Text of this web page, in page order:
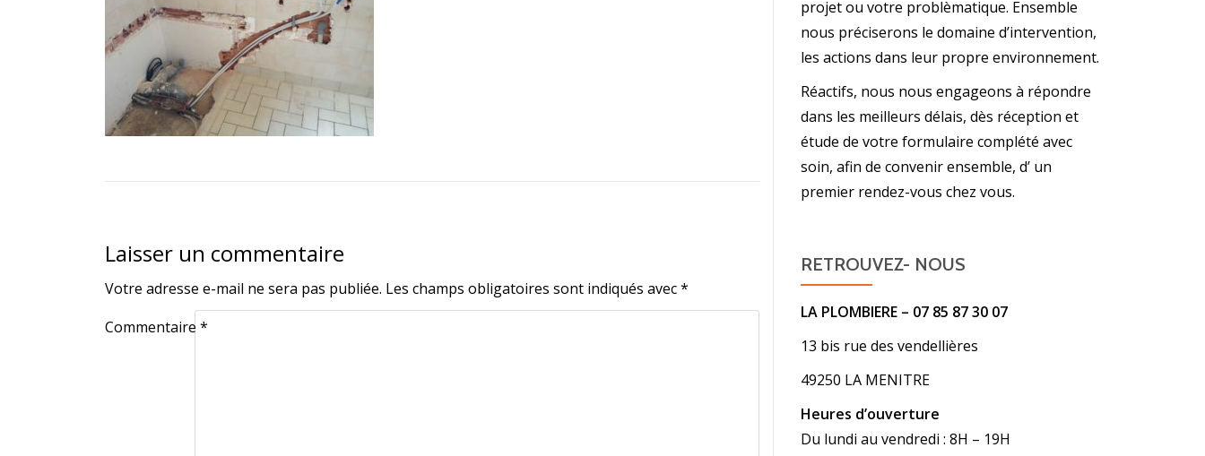
Laisser un commentaire
Votre adresse e-mail ne sera pas publiée. Les champs obligatoires sont indiqués avec*
Commentaire *
projet ou votre problèmatique. Ensemble
nous préciserons le domaine d’intervention,
les actions dans leur propre environnement.
Réactifs, nous nous engageons à répondre
dans les meilleurs délais, dès réception et
étude de votre formulaire complété avec
soin, afin de convenir ensemble, d’ un
premier rendez-vous chez vous.
RETROUVEZ- NOUS
LA PLOMBIERE – 07 85 87 30 07
13 bis rue des vendellières
49250 LA MENITRE
Heures d’ouverture
Du lundi au vendredi : 8H – 19H